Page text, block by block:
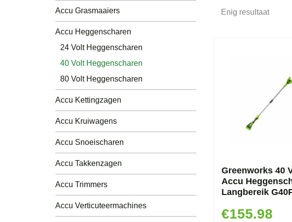
Accu´s
Enig resultaat
Greenworks 40
Accu
Langbereik
€155.98
Accu Grasmaaiers
Accu Heggenscharen
24 Volt Heggenscharen
40 Volt Heggenscharen
80 Volt Heggenscharen
Accu Kettingzagen
Accu Kruiwagens
Accu Snoeischaren
Accu Takkenzagen
Accu Trimmers
Accu Verticuteermachines